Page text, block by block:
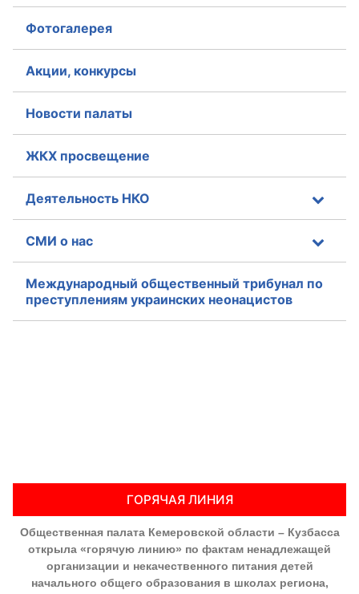
Фотогалерея
Акции, конкурсы
Новости палаты
ЖКХ просвещение
Деятельность НКО
СМИ о нас
Международный общественный трибунал по
преступлениям украинских неонацистов
ГОРЯЧАЯ ЛИНИЯ
Общественная палата Кемеровской области – Кузбасса
открыла «горячую линию» по фактам ненадлежащей
организации и некачественного питания детей
начального общего образования в школах региона,